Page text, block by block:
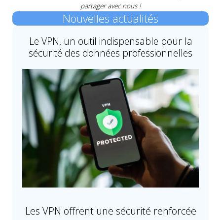
partager avec nous !
Nouvelles actualités
Le VPN, un outil indispensable pour la
sécurité des données professionnelles
Les VPN offrent une sécurité renforcée